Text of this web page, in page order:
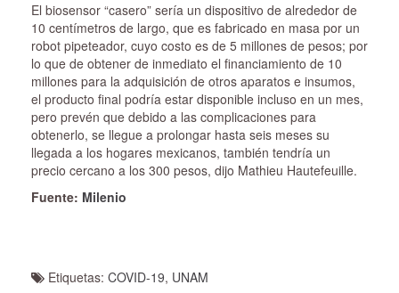
El biosensor “casero” sería un dispositivo de alrededor de
10 centímetros de largo, que es fabricado en masa por un
robot pipeteador, cuyo costo es de 5 millones de pesos; por
lo que de obtener de inmediato el financiamiento de 10
millones para la adquisición de otros aparatos e insumos,
el producto final podría estar disponible incluso en un mes,
pero prevén que debido a las complicaciones para
obtenerlo, se llegue a prolongar hasta seis meses su
llegada a los hogares mexicanos, también tendría un
precio cercano a los 300 pesos, dijo Mathieu Hautefeuille.
Fuente: Milenio
Etiquetas: COVID-19, UNAM